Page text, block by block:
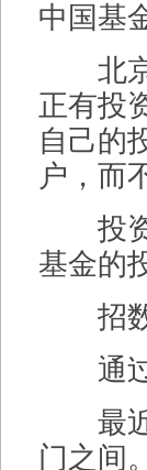
中国基
北京
正有投
自己的
户，而
投资
基金的
招数
通过
最近
门之间